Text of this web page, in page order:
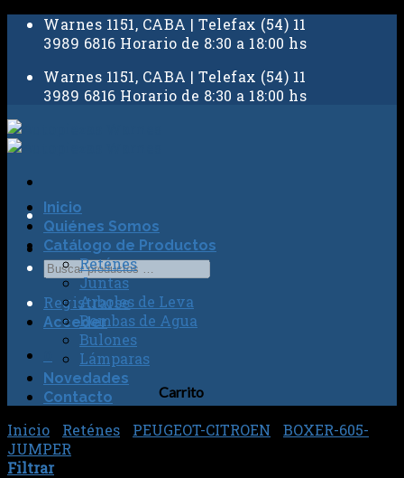
Skip
Warnes 1151, CABA | Telefax (54) 11
3989 6816 Horario de 8:30 a 18:00 hs
Warnes 1151, CABA | Telefax (54) 11
3989 6816 Horario de 8:30 a 18:00 hs
Registrarse
Acceder
Carrito
No hay productos en el carrito.
Inicio
Quiénes Somos
Catálogo de Productos
Reténes
Juntas
Arboles de Leva
Bombas de Agua
Bulones
Lámparas
Novedades
Contacto
Inicio Reténes PEUGEOT-CITROEN
BOXER-605-
JUMPER
Filtrar